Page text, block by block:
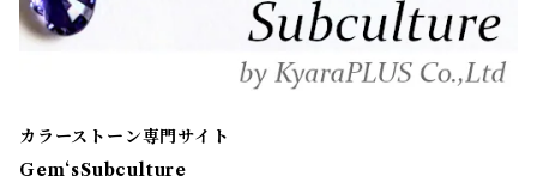
カラーストーン専門サイト
Gem‘sSubculture